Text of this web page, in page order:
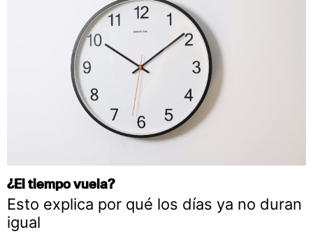
¿El tiempo vuela?
Esto explica por qué los días ya no duran
igual